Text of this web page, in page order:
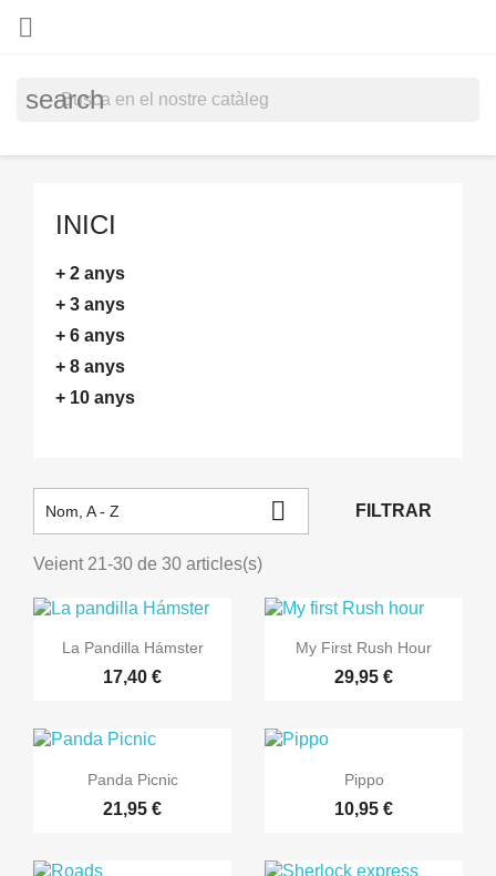

search
INICI
+ 2 anys
+ 3 anys
+ 6 anys
+ 8 anys
+ 10 anys
Nom, A - Z  FILTRAR
Veient 21-30 de 30 articles(s)
 Vista ràpida
La Pandilla Hámster
17,40 €
 Vista ràpida
My First Rush Hour
29,95 €
 Vista ràpida
Panda Picnic
21,95 €
Vista ràpida
Pippo
10,95 €